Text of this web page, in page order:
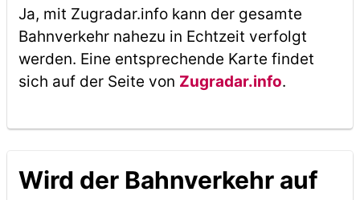
Ja, mit Zugradar.info kann der gesamte
Bahnverkehr nahezu in Echtzeit verfolgt
werden. Eine entsprechende Karte findet
sich auf der Seite von Zugradar.info.
Wird der Bahnverkehr auf